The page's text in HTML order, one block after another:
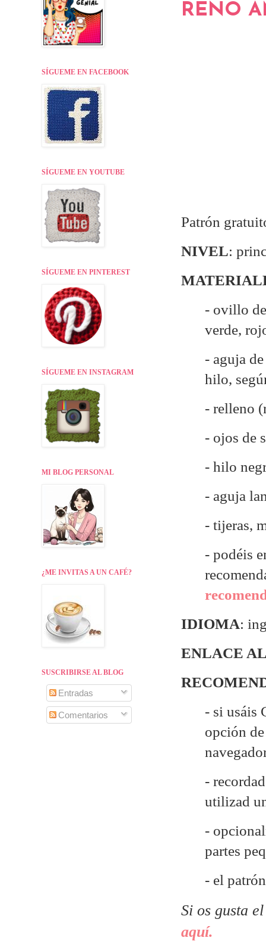
RENO
Patrón
NIVEL:
- ovillo
verde,
- aguja
hilo,
- relleno
- ojos de
- hilo
- aguja
- tijeras,
- podéis
IDIOMA:
ENLACE
- si usáis
opción
-
utilizad
-
partes
- el
Si os gusta
aquí.
SÍGUEME EN FACEBOOK
SÍGUEME EN YOUTUBE
SÍGUEME EN PINTEREST
SÍGUEME EN INSTAGRAM
MI BLOG PERSONAL
¿ME INVITAS A UN CAFÉ?
SUSCRIBIRSE AL BLOG
Entradas
Comentarios